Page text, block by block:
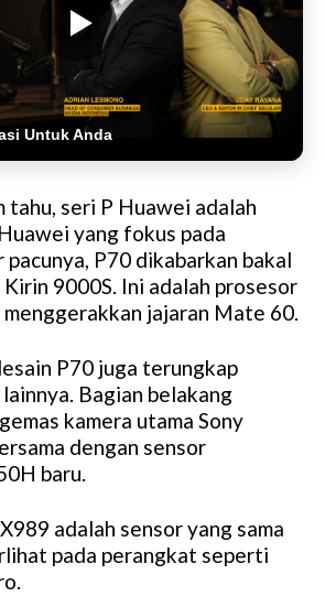
Untuk Anda
tahu, seri P Huawei adalah
yang fokus pada
P70 dikabarkan bakal
9000S. Ini adalah prosesor
menggerakkan jajaran Mate 60.
P70 juga terungkap
Bagian belakang
kamera utama Sony
dengan sensor
baru.
adalah sensor yang sama
pada perangkat seperti